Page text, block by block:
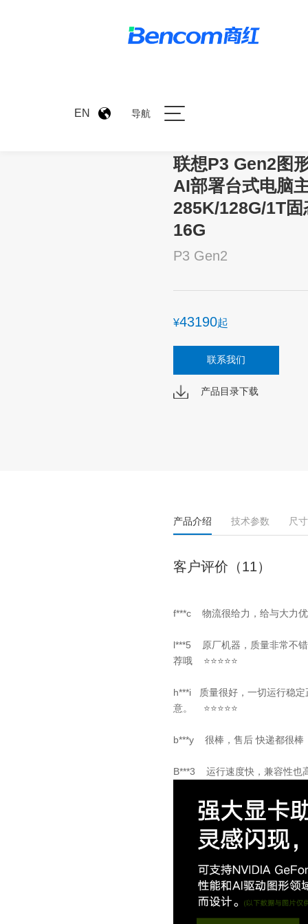
EN 导航
联想P3 Gen2图
AI部署台式电脑
285K/128G/1T
16G
P3 Gen2
¥43190起
联系我们
产品目录下载
产品介绍 技术参数 尺
客户评价（11）
f***c 物流很给力，给与大力优
l***5 原厂机器，质量非常不
荐哦 ⭐⭐⭐⭐⭐
h***i 质量很好，一切运行稳定
意。 ⭐⭐⭐⭐⭐
b***y 很棒，售后 快递都很棒
B***3 运行速度快，兼容性也